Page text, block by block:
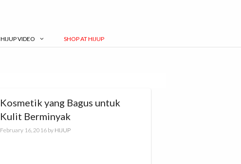
HIJUP VIDEO SHOP AT HIJUP
Kosmetik yang Bagus untuk
Kulit Berminyak
February 16, 2016 by HIJUP